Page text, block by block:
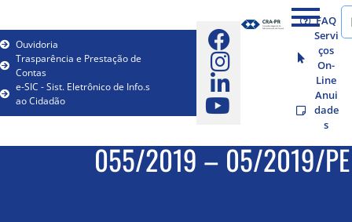
Ouvidoria
Trasparência e Prestação de
Contas
e-SIC - Sist. Eletrônico de Info.s
ao Cidadão
FAQ
Servi
ços
On-
Line
Anui
dade
s
055/2019 – 05/2019/PE